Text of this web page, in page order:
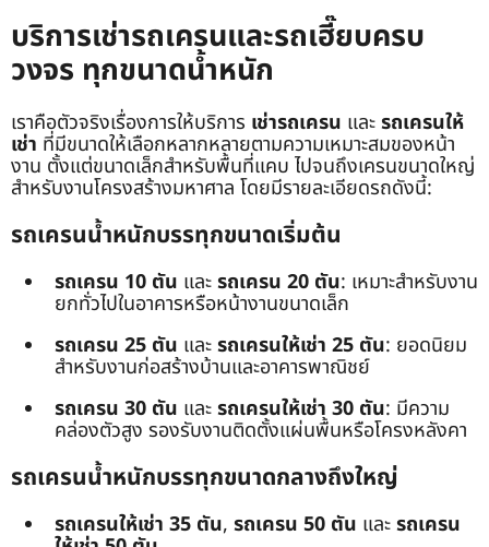
บริการเช่ารถเครนและรถเฮี๊ยบครบ
วงจร ทุกขนาดน้ำหนัก
เราคือตัวจริงเรื่องการให้บริการ เช่ารถเครน และรถเครนให้
เช่า ที่มีขนาดให้เลือกหลากหลายตามความเหมาะสมของหน้า
งาน ตั้งแต่ขนาดเล็กสำหรับพื้นที่แคบ ไปจนถึงเครนขนาดใหญ่
สำหรับงานโครงสร้างมหาศาล โดยมีรายละเอียดรถดังนี้:
รถเครนน้ำหนักบรรทุกขนาดเริ่มต้น
รถเครน 10 ตัน และรถเครน 20 ตัน: เหมาะสำหรับงาน
ยกทั่วไปในอาคารหรือหน้างานขนาดเล็ก
รถเครน 25 ตัน และรถเครนให้เช่า 25 ตัน: ยอดนิยม
สำหรับงานก่อสร้างบ้านและอาคารพาณิชย์
รถเครน 30 ตัน และรถเครนให้เช่า 30 ตัน: มีความ
คล่องตัวสูง รองรับงานติดตั้งแผ่นพื้นหรือโครงหลังคา
รถเครนน้ำหนักบรรทุกขนาดกลางถึงใหญ่
รถเครนให้เช่า 35 ตัน, รถเครน 50 ตัน และรถเครน